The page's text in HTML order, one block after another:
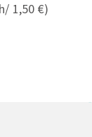
1,50 €)